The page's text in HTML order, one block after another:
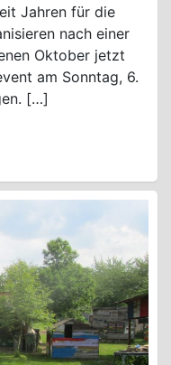
Jahren für die
nach einer
Oktober jetzt
am Sonntag, 6.
[…]